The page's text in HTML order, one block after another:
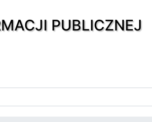
PUBLICZNEJ